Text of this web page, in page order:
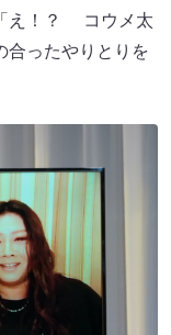
え！？ コウメ太
合ったやりとりを